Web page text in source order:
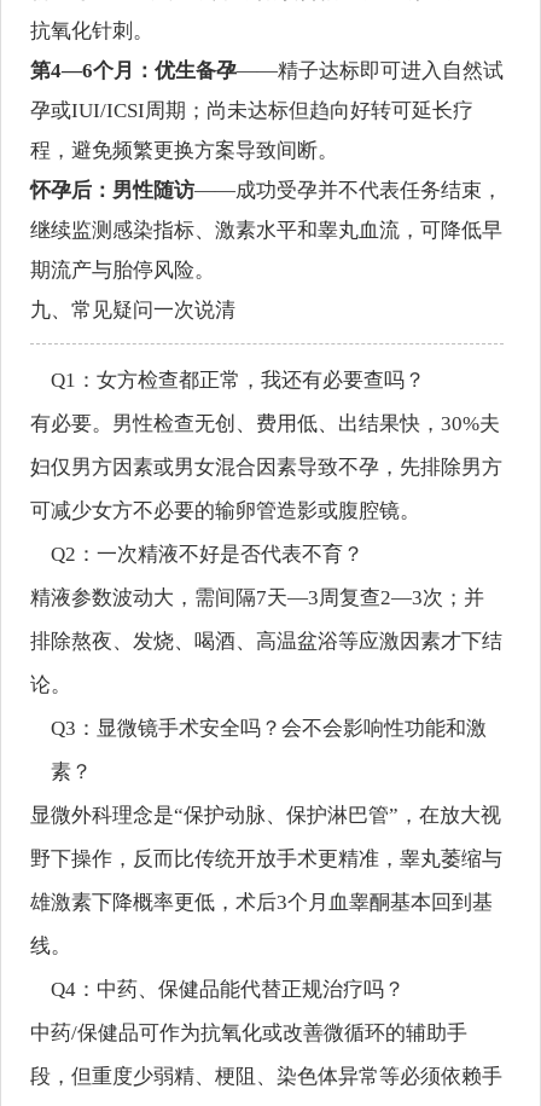
抗氧化针刺。
第4—6个月：优生备孕——精子达标即可进入自然试
孕或IUI/ICSI周期；尚未达标但趋向好转可延长疗
程，避免频繁更换方案导致间断。
怀孕后：男性随访——成功受孕并不代表任务结束，
继续监测感染指标、激素水平和睾丸血流，可降低早
期流产与胎停风险。
九、常见疑问一次说清
Q1：女方检查都正常，我还有必要查吗？
有必要。男性检查无创、费用低、出结果快，30%夫
妇仅男方因素或男女混合因素导致不孕，先排除男方
可减少女方不必要的输卵管造影或腹腔镜。
Q2：一次精液不好是否代表不育？
精液参数波动大，需间隔7天—3周复查2—3次；并
排除熬夜、发烧、喝酒、高温盆浴等应激因素才下结
论。
Q3：显微镜手术安全吗？会不会影响性功能和激
素？
显微外科理念是“保护动脉、保护淋巴管”，在放大视
野下操作，反而比传统开放手术更精准，睾丸萎缩与
雄激素下降概率更低，术后3个月血睾酮基本回到基
线。
Q4：中药、保健品能代替正规治疗吗？
中药/保健品可作为抗氧化或改善微循环的辅助手
段，但重度少弱精、梗阻、染色体异常等必须依赖手